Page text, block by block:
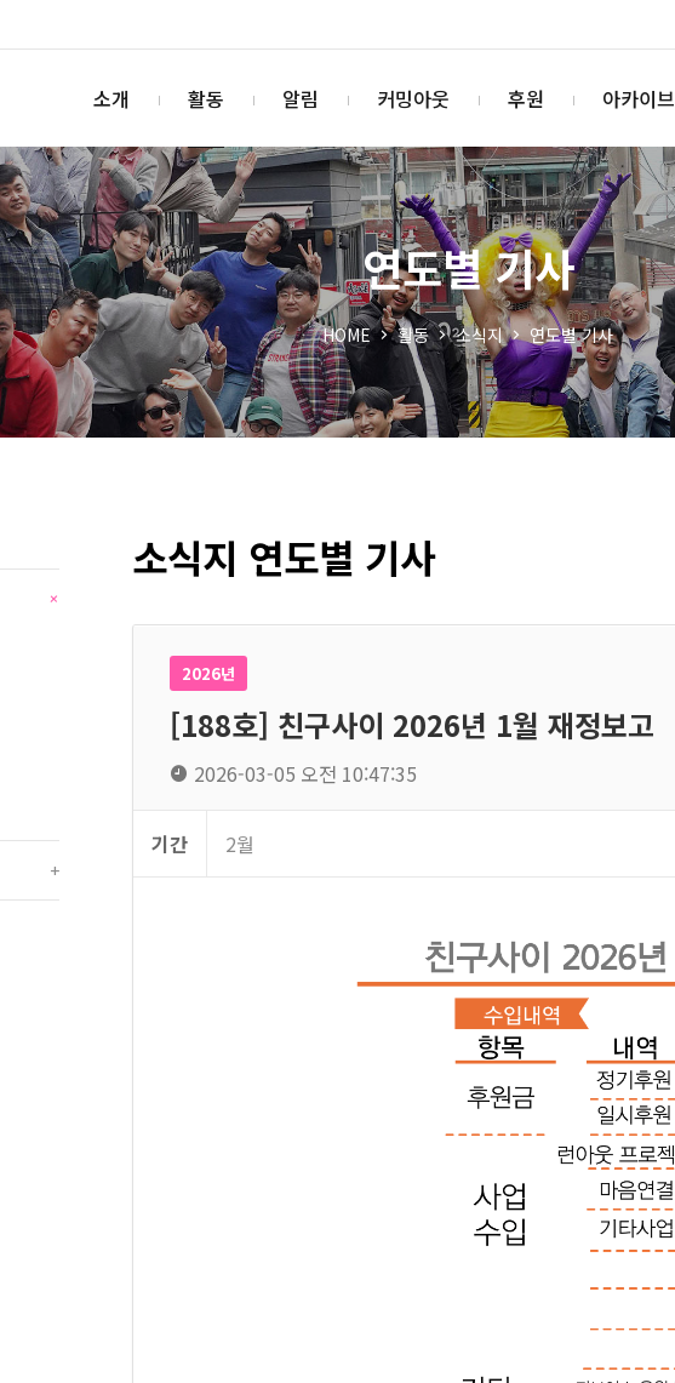
소개 활동 알림 커밍아웃 후원 아카이브
연도별 기사
HOME 활동 소식지 연도별 기사
+
+
소식지 연도별 기사
2026년
[188호] 친구사이 2026년 1월 재정보고
2026-03-05 오전 10:47:35
기간 2월